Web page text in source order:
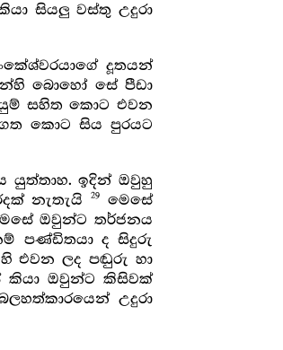
සියලු වස්තු උදුරා
දූතයන්
බොහෝ සේ පීඩා
සහිත කොට එවන
කොට සිය පුරයට
යුත්තාහ. ඉදින් ඔවුහු
නැතැයි
29
මෙසේ
ඔවුන්ට තර්ජනය
පණ්ඩිතයා ද සිදුරු
එවන ලද පඬුරු හා
කියා ඔවුන්ට කිසිවක්
උදුරා